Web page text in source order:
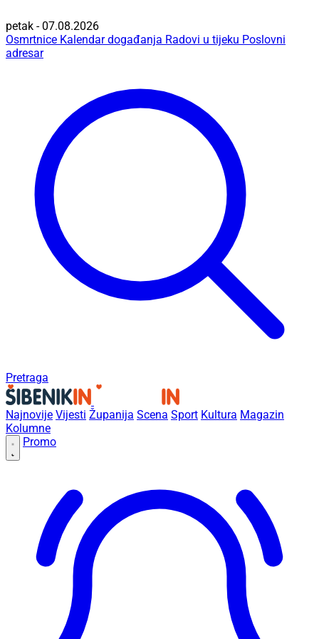
petak - 07.08.2026
Osmrtnice Kalendar događanja Radovi u tijeku Poslovni
adresar
Pretraga
Najnovije Vijesti Županija Scena Sport Kultura Magazin
Kolumne
Promo